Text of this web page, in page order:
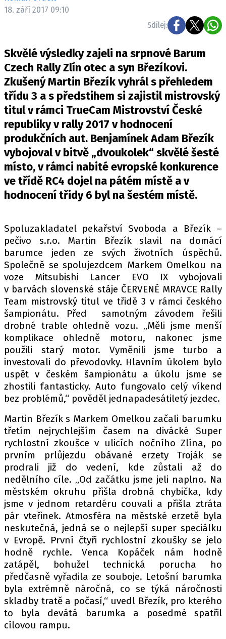
TRH S ELEKTROMOBILY
RALLY
OSTATNÍ
TISKOVKY
ROZHOVORY
DAKAR
Z DOMOVA
ZE SVĚTA
MOTORSPORT
PIT LANE
ČEŠI V AKCI
FIA CEZ & POHÁRY
MEZINÁRODNÍ SCÉNA
SLEDUJTE NÁS NA|
Máte příběh, fotku nebo video?
Pošlete e-mail na autoroad.cz
ETICKÝ KODEX
KONTAKT
VYDAVATEL
INZERCE
OSOBNÍ ÚDAJE / COOKIES
Provozovatelem serveru autoroad.cz je
INCORP MEDIA GROUP s.r.o., IČ: 118 23 054
18. září 2017 09:10
Sdílej:
Skvělé výsledky zajeli na srpnové Barum
Czech Rally Zlín otec a syn Březíkovi.
Zkušený Martin Březík vyhrál s přehledem
třídu 3 a s předstihem si zajistil mistrovský
titul v rámci TrueCam Mistrovství České
republiky v rally 2017 v hodnocení
produkčních aut. Benjamínek Adam Březík
vybojoval v bitvě „dvoukolek“ skvělé šesté
místo, v rámci nabité evropské konkurence
ve třídě RC4 dojel na pátém místě a v
hodnocení třidy 6 byl na šestém místě.
Spoluzakladatel pekařství Svoboda a Březík –
pečivo s.r.o. Martin Březík slavil na domácí
barumce jeden ze svých životních úspěchů.
Společně se spolujezdcem Markem Omelkou na
voze Mitsubishi Lancer EVO IX vybojovali
v barvách slovenské stáje ČERVENÉ MRAVCE Rally
Team mistrovský titul ve třidě 3 v rámci českého
šampionátu. Před samotným závodem řešili
drobné trable ohledně vozu. „Měli jsme menší
komplikace ohledně motoru, nakonec jsme
použili starý motor. Vyměnili jsme turbo a
investovali do převodovky. Hlavním úkolem bylo
uspět v českém šampionátu a úkolu jsme se
zhostili fantasticky. Auto fungovalo celý víkend
bez problémů,“ pověděl jednapadesátiletý jezdec.
Martin Březík s Markem Omelkou začali barumku
třetím nejrychlejším časem na divácké Super
rychlostní zkoušce v ulicích nočního Zlína, po
prvním prlůjezdu obávané erzety Troják se
prodrali již do vedení, kde zůstali až do
nedělního cíle. „Od začátku jsme jeli naplno. Na
městském okruhu přišla drobná chybička, kdy
jsme v jednom retardéru couvali a přišla ztráta
pár vteřinek. Atmosféra na městské erzetě byla
neskutečná, jedná se o nejlepší super speciálku
v Evropě. První čtyři rychlostní zkoušky se jelo
hodně rychle. Venca Kopáček nám hodně
zatápěl, bohužel technická porucha ho
předčasně vyřadila ze souboje. Letošní barumka
byla extrémně náročná, co se týká náročnosti
skladby tratě a počasí,“ uvedl Březík, pro kterého
to byla devátá barumka a posedmé spatřil
cílovou rampu.